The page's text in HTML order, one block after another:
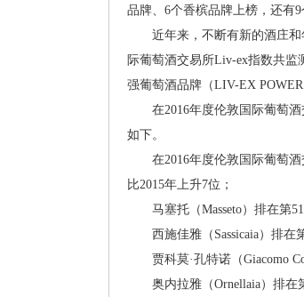
品牌、6个香槟品牌上榜，还有
近年来，不断有新的酒庄和
际葡萄酒交易所Liv-ex指数共监
强葡萄酒品牌（LIV-EX POWER
在2016年度伦敦国际葡萄酒
如下。
在2016年度伦敦国际葡萄酒
比2015年上升7位；
马塞托（Masseto）排在第51
西施佳雅（Sassicaia）排在
贾科莫·孔特诺（Giacomo
奥内拉雅（Ornellaia）排在第